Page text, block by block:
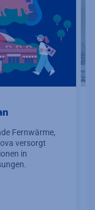
Fernwärme,
versorgt
in